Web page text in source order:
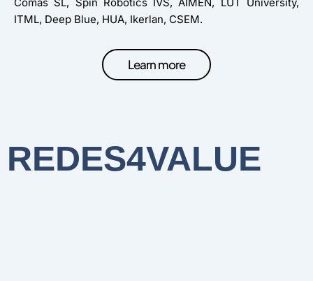
Comas SL, Spin Robotics IVS, AIMEN, LUT University,
ITML, Deep Blue, HUA, Ikerlan, CSEM.
Learn more
REDES4VALUE